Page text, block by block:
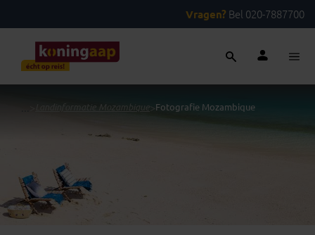
Vragen? Bel 020-7887700
Landinformatie Mozambique >Fotografie Mozambique